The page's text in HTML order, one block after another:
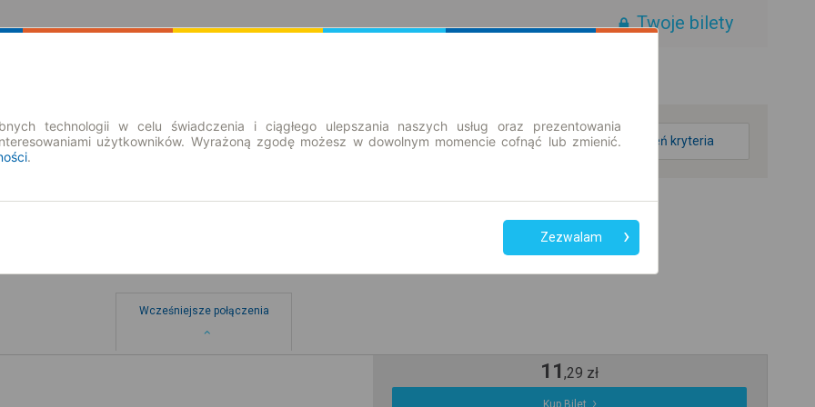
Twoje bilety
zmień kryteria
Wcześniejsze połączenia
11,29 zł
Kup Bilet
technologii w celu świadczenia i ciągłego ulepszania naszych usług oraz prezentowania
użytkowników. Wyrażoną zgodę możesz w dowolnym momencie cofnąć lub zmienić.
.
Zezwalam